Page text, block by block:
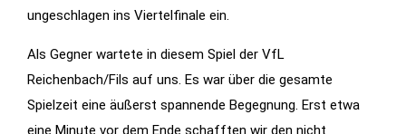
ungeschlagen ins Viertelfinale ein.
Als Gegner wartete in diesem Spiel der VfL
Reichenbach/Fils auf uns. Es war über die gesamte
Spielzeit eine äußerst spannende Begegnung. Erst etwa
eine Minute vor dem Ende schafften wir den nicht
beim
der Website.
Funktionen